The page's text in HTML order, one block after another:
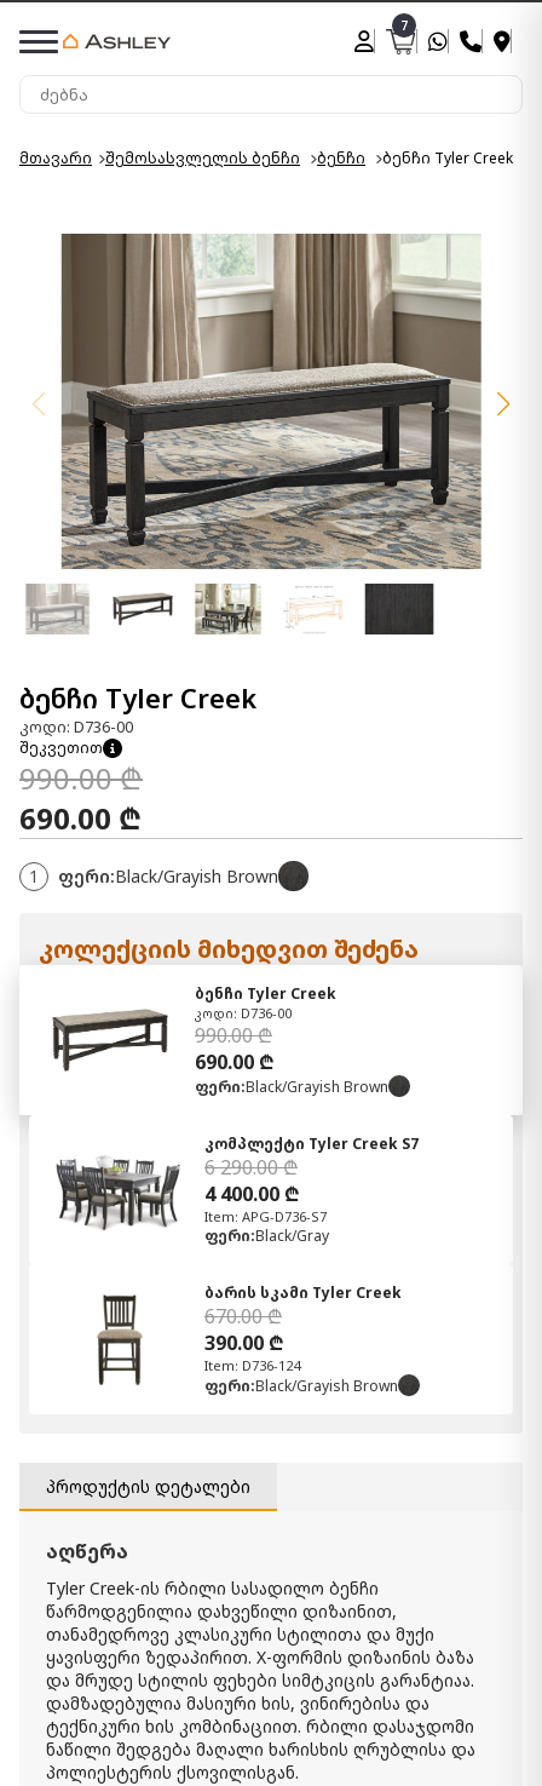
7
მთავარი შემოსასვლელის ბენჩი ბენჩი ბენჩი Tyler Creek
ბენჩი Tyler Creek
კოდი: D736-00
შეკვეთით
990.00 ₾
690.00 ₾
1 ფერი:Black/Grayish Brown
კოლექციის მიხედვით შეძენა
ბენჩი Tyler Creek
კოდი: D736-00
990.00 ₾
690.00 ₾
ფერი:Black/Grayish Brown
კომპლექტი Tyler Creek S7
6 290.00 ₾
4 400.00 ₾
Item: APG-D736-S7
ფერი:Black/Gray
ბარის სკამი Tyler Creek
670.00 ₾
390.00 ₾
Item: D736-124
ფერი:Black/Grayish Brown
პროდუქტის დეტალები
აღწერა
Tyler Creek-ის რბილი სასადილო ბენჩი
წარმოდგენილია დახვეწილი დიზაინით,
თანამედროვე კლასიკური სტილითა და მუქი
ყავისფერი ზედაპირით. X-ფორმის დიზაინის ბაზა
და მრუდე სტილის ფეხები სიმტკიცის გარანტიაა.
დამზადებულია მასიური ხის, ვინირებისა და
ტექნიკური ხის კომბინაციით. რბილი დასაჯდომი
ნაწილი შედგება მაღალი ხარისხის ღრუბლისა და
პოლიესტერის ქსოვილისგან.